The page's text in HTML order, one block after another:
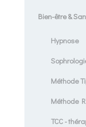
Bien-être &
Hypnose
Méthode
Méthode
TCC -